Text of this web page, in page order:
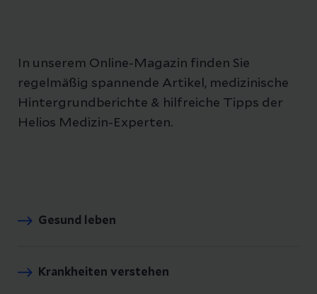
In unserem Online-Magazin finden Sie
regelmäßig spannende Artikel, medizinische
Hintergrundberichte & hilfreiche Tipps der
Helios Medizin-Experten.
Gesund leben
Krankheiten verstehen